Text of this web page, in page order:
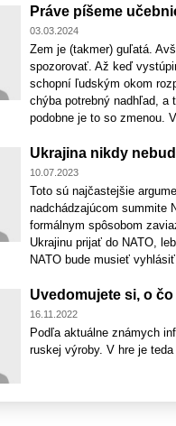
Práve píšeme
03.03.2024
Zem je (takmer) guľatá.
spozorovať. Až keď
schopní ľudským okom
chýba potrebný nadhľad, a
podobne je to so zmenou.
Ukrajina nikdy
10.07.2023
Toto sú najčastejšie
nadchádzajúcom summite
formálnym spôsobom
Ukrajinu prijať do NATO,
NATO bude musieť
Uvedomujete si, o
16.11.2022
Podľa aktuálne známych
ruskej výroby. V hre je